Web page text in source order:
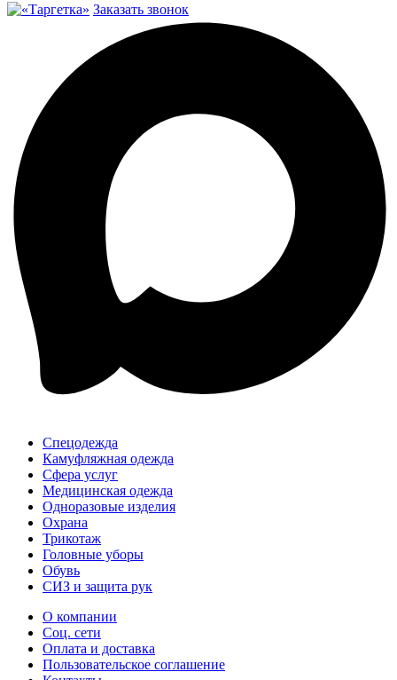
Заказать звонок
Спецодежда
Камуфляжная одежда
Сфера услуг
Медицинская одежда
Одноразовые изделия
Охрана
Трикотаж
Головные уборы
Обувь
СИЗ и защита рук
О компании
Соц. сети
Оплата и доставка
Пользовательское соглашение